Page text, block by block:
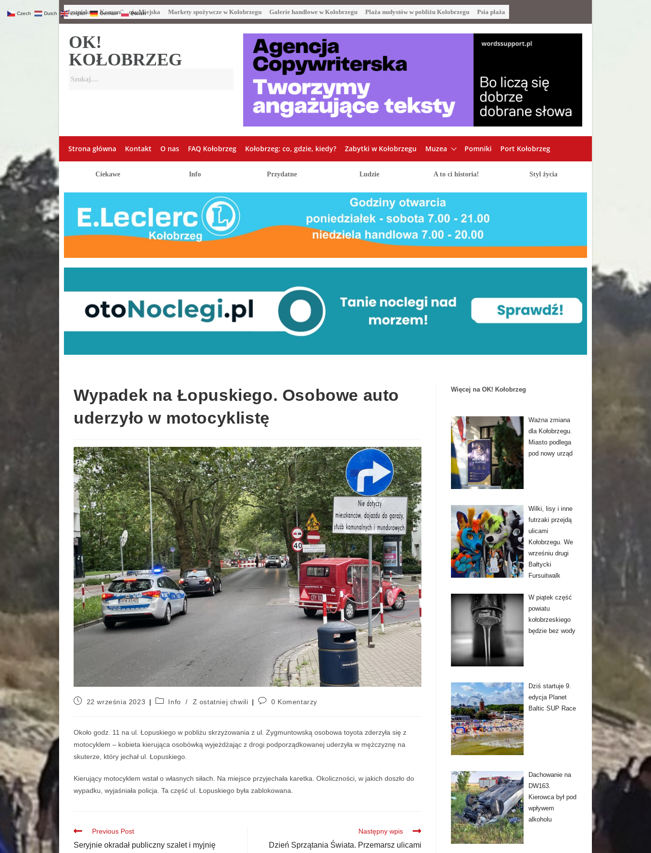
Lotnisko Komunikacja Miejska Markety spożywcze w Kołobrzegu Galerie handlowe w Kołobrzegu Plaża nudystów w pobliżu Kołobrzegu Psia plaża
OK!
KOŁOBRZEG
Strona główna Kontakt O nas FAQ Kołobrzeg Kołobrzeg: co, gdzie, kiedy? Zabytki w Kołobrzegu Muzea Pomniki Port Kołobrzeg
Ciekawe Info Przydatne Ludzie A to ci historia! Styl życia
Wypadek na Łopuskiego. Osobowe auto
uderzyło w motocyklistę
22 września 2023 Info / Z ostatniej chwili 0 Komentarzy
Około godz. 11 na ul. Łopuskiego w pobliżu skrzyżowania z ul. Zygmuntowską osobowa toyota zderzyła się z
motocyklem – kobieta kierująca osobówką wyjeżdżając z drogi podporządkowanej uderzyła w mężczyznę na
skuterze, który jechał ul. Łopuskiego.
Kierujący motocyklem wstał o własnych siłach. Na miejsce przyjechała karetka. Okoliczności, w jakich doszło do
wypadku, wyjaśniała policja. Ta część ul. Łopuskiego była zablokowana.
Previous Post
Seryjnie okradał publiczny szalet i myjnię
Następny wpis
Dzień Sprzątania Świata. Przemarsz ulicami
Więcej na OK! Kołobrzeg
Ważna zmiana
dla Kołobrzegu.
Miasto podlega
pod nowy urząd
Wilki, lisy i inne
futrzaki przejdą
ulicami
Kołobrzegu. We
wrześniu drugi
Bałtycki
Fursuitwalk
W piątek część
powiatu
kołobrzeskiego
będzie bez wody
Dziś startuje 9.
edycja Planet
Baltic SUP Race
Dachowanie na
DW163.
Kierowca był pod
wpływem
alkoholu
Czech Dutch English German Polish